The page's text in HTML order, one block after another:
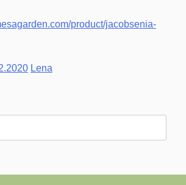
product/jacobsenia-
Lena